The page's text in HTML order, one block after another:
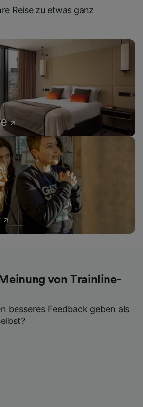
Reise zu etwas ganz
von Trainline-
besseres Feedback geben als